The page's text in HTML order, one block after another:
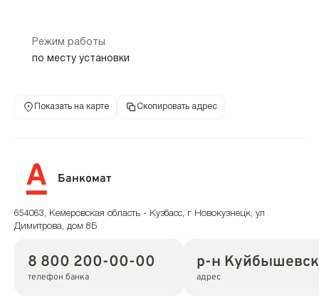
Режим работы
по месту установки
Показать на карте Скопировать адрес
Банкомат
654063, Кемеровская область - Кузбасс, г Новокузнецк, ул
Димитрова, дом 8Б
8 800 200-00-00
телефон банка
р-н
адрес